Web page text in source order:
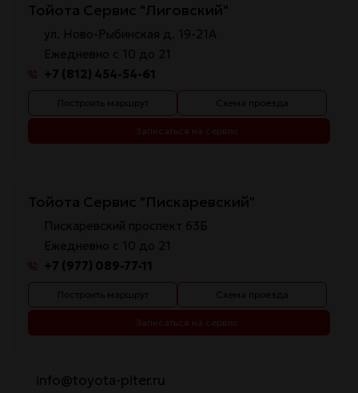
Тойота Сервис "Лиговский"
ул. Ново-Рыбинская д. 19-21А
Ежедневно с 10 до 21
+7 (812) 454-54-61
Построить маршрут Схема проезда
Записаться на сервис
Тойота Сервис "Пискаревский"
Пискаревский проспект 63Б
Ежедневно с 10 до 21
+7 (977) 089-77-11
Построить маршрут Схема проезда
Записаться на сервис
info@toyota-piter.ru